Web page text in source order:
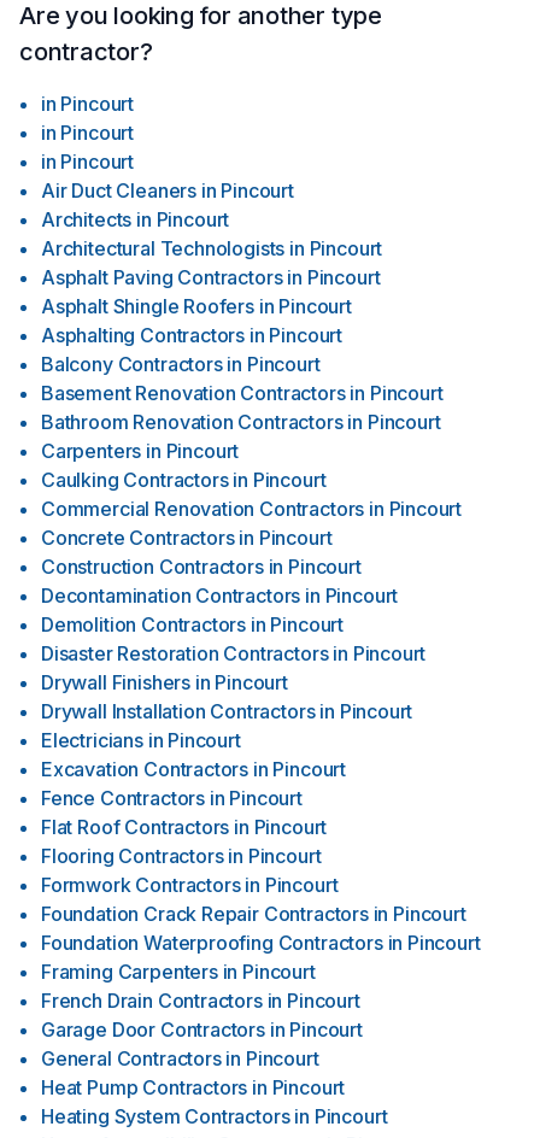
Are you looking for another type
contractor?
in Pincourt
in Pincourt
in Pincourt
Air Duct Cleaners in Pincourt
Architects in Pincourt
Architectural Technologists in Pincourt
Asphalt Paving Contractors in Pincourt
Asphalt Shingle Roofers in Pincourt
Asphalting Contractors in Pincourt
Balcony Contractors in Pincourt
Basement Renovation Contractors in Pincourt
Bathroom Renovation Contractors in Pincourt
Carpenters in Pincourt
Caulking Contractors in Pincourt
Commercial Renovation Contractors in Pincourt
Concrete Contractors in Pincourt
Construction Contractors in Pincourt
Decontamination Contractors in Pincourt
Demolition Contractors in Pincourt
Disaster Restoration Contractors in Pincourt
Drywall Finishers in Pincourt
Drywall Installation Contractors in Pincourt
Electricians in Pincourt
Excavation Contractors in Pincourt
Fence Contractors in Pincourt
Flat Roof Contractors in Pincourt
Flooring Contractors in Pincourt
Formwork Contractors in Pincourt
Foundation Crack Repair Contractors in Pincourt
Foundation Waterproofing Contractors in Pincourt
Framing Carpenters in Pincourt
French Drain Contractors in Pincourt
Garage Door Contractors in Pincourt
General Contractors in Pincourt
Heat Pump Contractors in Pincourt
Heating System Contractors in Pincourt